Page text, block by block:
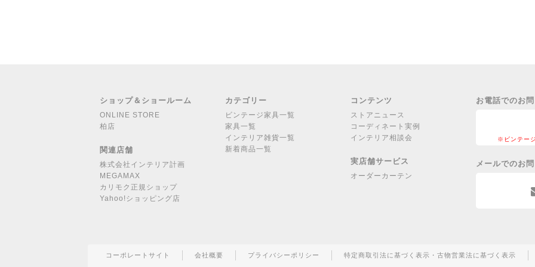
ショップ＆ショールーム
ONLINE STORE
柏店
関連店舗
株式会社インテリア計画
MEGAMAX
カリモク正規ショップ
Yahoo!ショッピング店
カテゴリー
ビンテージ家具一覧
家具一覧
インテリア雑貨一覧
新着商品一覧
コンテンツ
ストアニュース
コーディネート実例
インテリア相談会
実店舗サービス
オーダーカーテン
お電話でのお
※ビンテー
メールでのお
コーポレートサイト 会社概要 プライバシーポリシー 特定商取引法に基づく表示・古物営業法に基づく表示